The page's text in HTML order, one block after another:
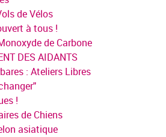
de Vélos
à tous !
de Carbone
DES AIDANTS
: Ateliers Libres
!
de Chiens
asiatique